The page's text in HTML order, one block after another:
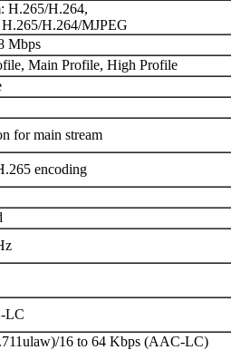
H.265/H.264,
H.265/H.264/MJPEG
Mbps
Main Profile, High Profile
for main stream
encoding
LC
16 to 64 Kbps (AAC-LC)